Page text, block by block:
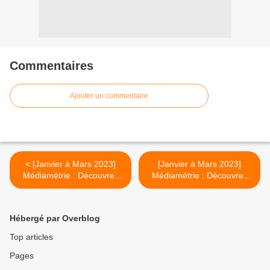
Commentaires
Ajouter un commentaire
< [Janvier à Mars 2023]
Médiamétrie : Découvrez
l'audience de la TV en
[Janvier à Mars 2023]
Médiamétrie : Découvrez
l'audience de la TV à La
Hébergé par Overblog
Top articles
Pages